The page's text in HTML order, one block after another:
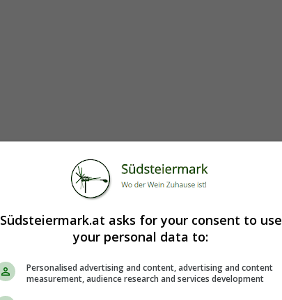
Südsteiermark.at asks for your consent to use
your personal data to:
Personalised advertising and content, advertising and content
measurement, audience research and services development